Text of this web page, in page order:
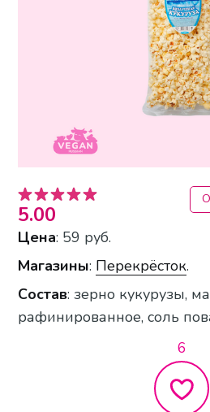
5.00
Цена: 59 руб.
Магазины: Перекрёсток.
Состав: зерно кукурузы,
рафинированное, соль
6